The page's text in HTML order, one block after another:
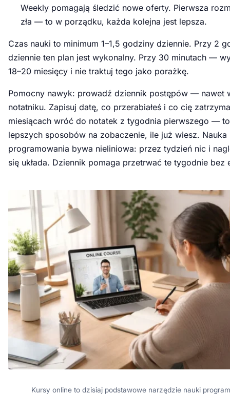
Weekly pomagają śledzić nowe oferty. Pierwsza
zła — to w porządku, każda kolejna jest lepsza.
Czas nauki to minimum 1–1,5 godziny dziennie. Przy 2
dziennie ten plan jest wykonalny. Przy 30 minutach —
18–20 miesięcy i nie traktuj tego jako porażkę.
Pomocny nawyk: prowadź dziennik postępów — nawet
notatniku. Zapisuj datę, co przerabiałeś i co cię
miesiącach wróć do notatek z tygodnia pierwszego —
lepszych sposobów na zobaczenie, ile już wiesz. Nauka
programowania bywa nieliniowa: przez tydzień nic i
się układa. Dziennik pomaga przetrwać te tygodnie bez
Kursy online to dzisiaj podstawowe narzędzie nauki